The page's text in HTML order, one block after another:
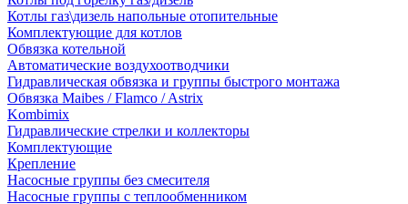
Котлы газ\дизель напольные отопительные
Комплектующие для котлов
Обвязка котельной
Автоматические воздухоотводчики
Гидравлическая обвязка и группы быстрого монтажа
Обвязка Maibes / Flamco / Astrix
Kombimix
Гидравлические стрелки и коллекторы
Комплектующие
Крепление
Насосные группы без смесителя
Насосные группы с теплообменником